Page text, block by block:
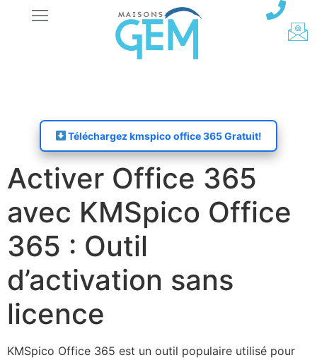
Téléchargez kmspico office 365 Gratuit!
Activer Office 365
avec KMSpico Office
365 : Outil
d’activation sans
licence
KMSpico Office 365 est un outil populaire utilisé pour